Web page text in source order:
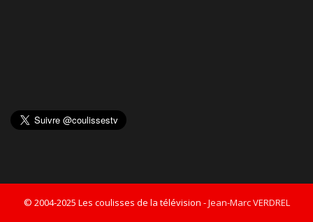
© 2004-2025 Les coulisses de la télévision -Jean-Marc VERDREL